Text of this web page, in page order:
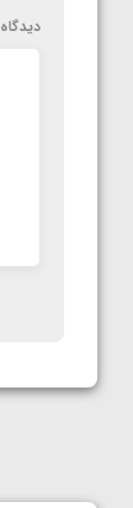
دیدگاه